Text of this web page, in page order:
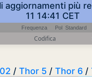
aggiornamenti più
11 14:41 CET
Frequenza Pol Standard
Codifica
/ Thor 5 / Thor 6 /